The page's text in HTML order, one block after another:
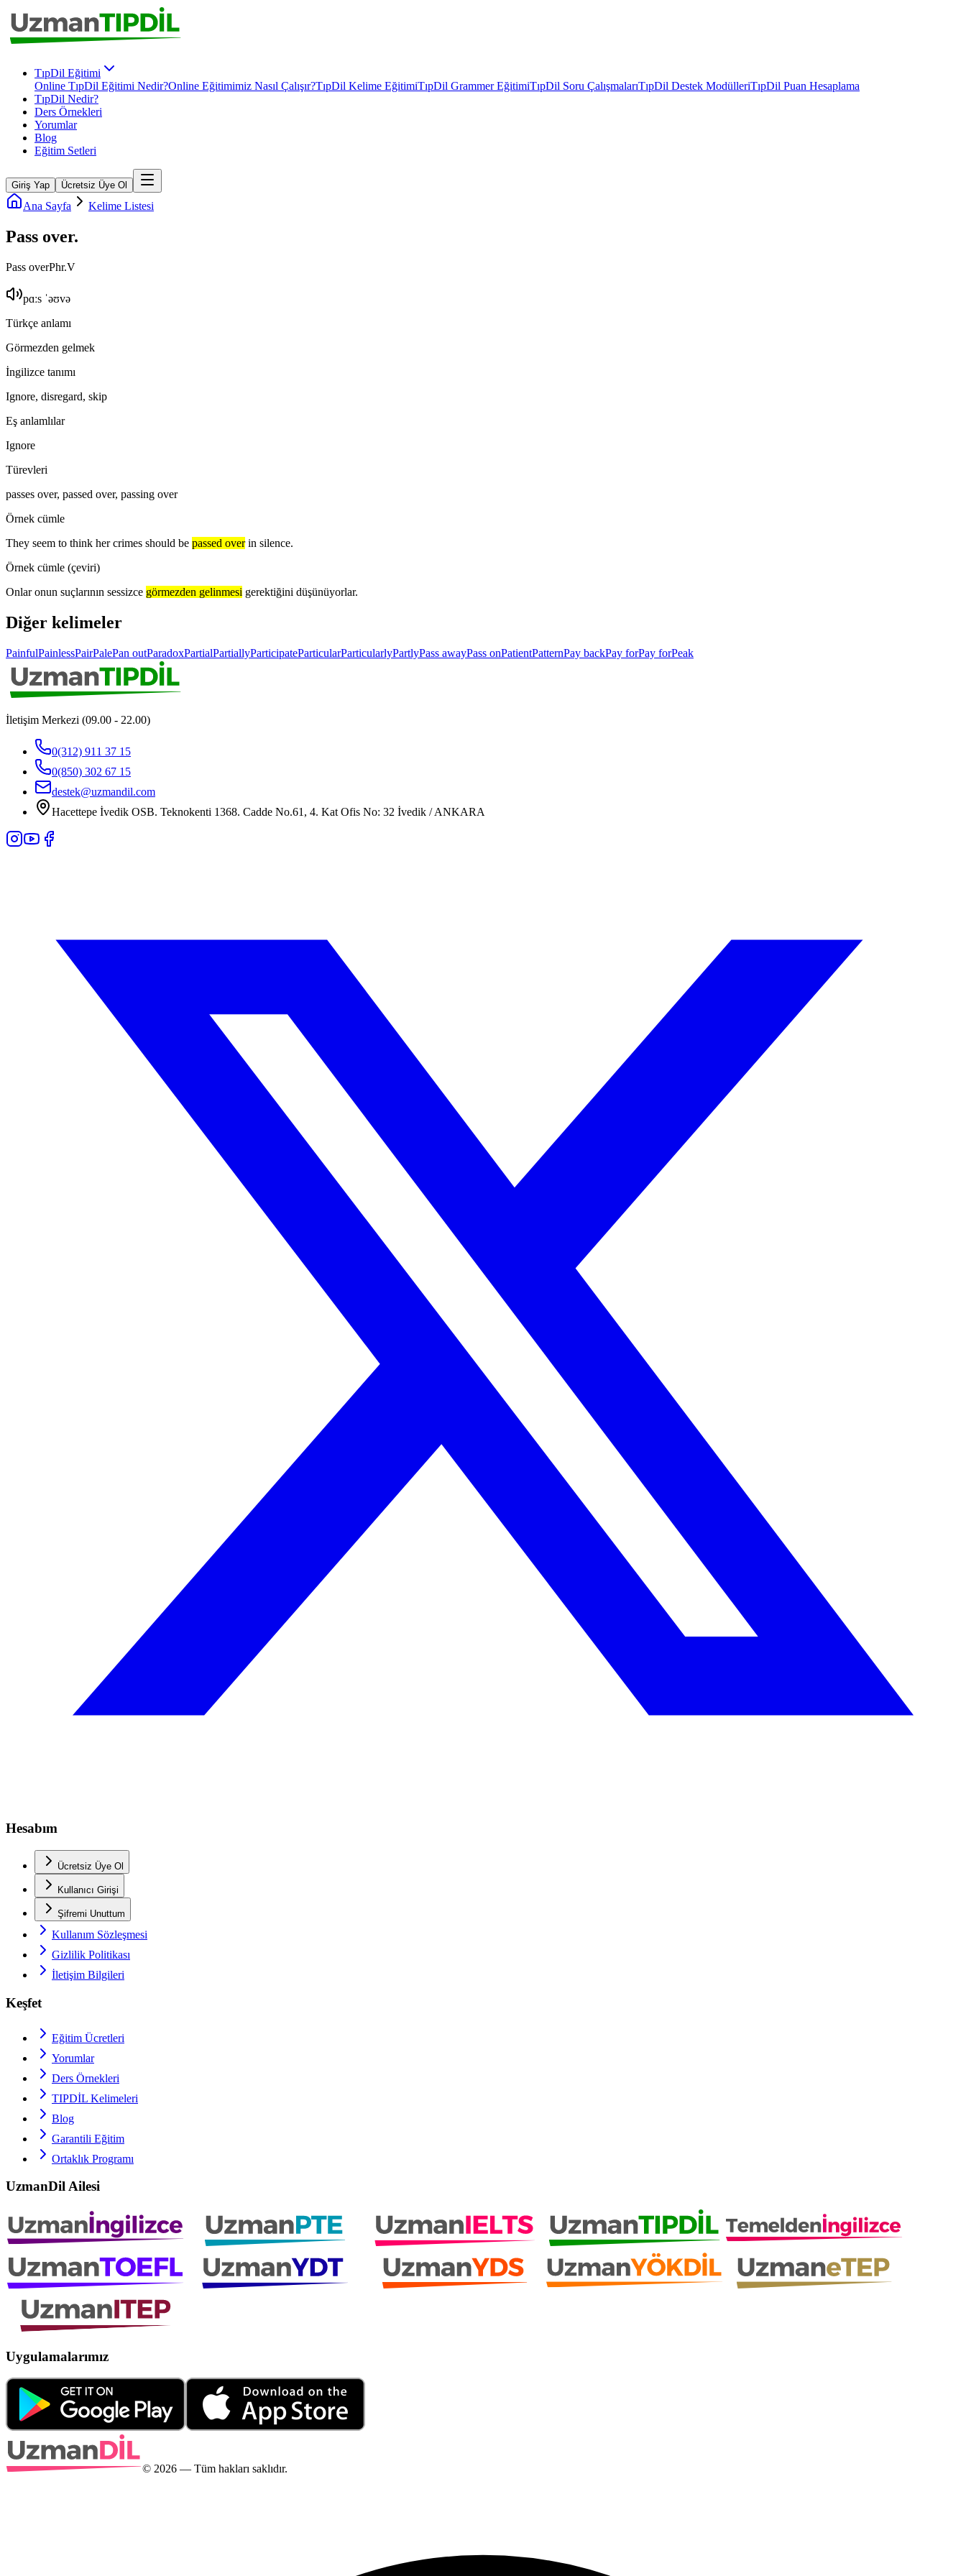
TıpDil Eğitimi
Online TıpDil Eğitimi Nedir?Online Eğitimimiz Nasıl Çalışır?TıpDil Kelime EğitimiTıpDil Grammer EğitimiTıpDil Soru ÇalışmalarıTıpDil Destek ModülleriTıpDil Puan Hesaplama
TıpDil Nedir?
Ders Örnekleri
Yorumlar
Blog
Eğitim Setleri
Giriş Yap Ücretsiz Üye Ol
Ana Sayfa Kelime Listesi
Pass over.
Pass overPhr.V
pɑːs ˈəʊvə
Türkçe anlamı
Görmezden gelmek
İngilizce tanımı
Ignore, disregard, skip
Eş anlamlılar
Ignore
Türevleri
passes over, passed over, passing over
Örnek cümle
They seem to think her crimes should be passed over in silence.
Örnek cümle (çeviri)
Onlar onun suçlarının sessizce görmezden gelinmesi gerektiğini düşünüyorlar.
Diğer kelimeler
PainfulPainlessPairPalePan outParadoxPartialPartiallyParticipateParticularParticularlyPartlyPass awayPass onPatientPatternPay backPay forPay forPeak
İletişim Merkezi (09.00 - 22.00)
0(312) 911 37 15
0(850) 302 67 15
destek@uzmandil.com
Hacettepe İvedik OSB. Teknokenti 1368. Cadde No.61, 4. Kat Ofis No: 32 İvedik / ANKARA
Hesabım
Ücretsiz Üye Ol
Kullanıcı Girişi
Şifremi Unuttum
Kullanım Sözleşmesi
Gizlilik Politikası
İletişim Bilgileri
Keşfet
Eğitim Ücretleri
Yorumlar
Ders Örnekleri
TIPDİL Kelimeleri
Blog
Garantili Eğitim
Ortaklık Programı
UzmanDil Ailesi
Uygulamalarımız
© 2026 — Tüm hakları saklıdır.